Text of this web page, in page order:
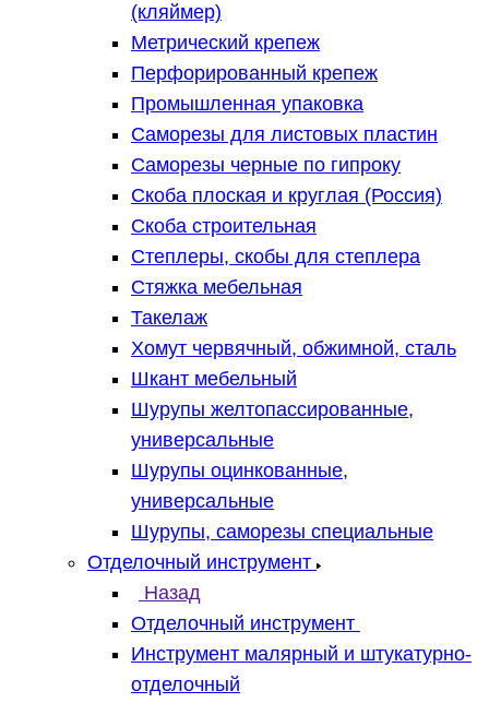
(кляймер)
Метрический крепеж
Перфорированный крепеж
Промышленная упаковка
Саморезы для листовых пластин
Саморезы черные по гипроку
Скоба плоская и круглая (Россия)
Скоба строительная
Степлеры, скобы для степлера
Стяжка мебельная
Такелаж
Хомут червячный, обжимной, сталь
Шкант мебельный
Шурупы желтопассированные,
универсальные
Шурупы оцинкованные,
универсальные
Шурупы, саморезы специальные
Отделочный инструмент
Назад
Отделочный инструмент
Инструмент малярный и штукатурно-
отделочный